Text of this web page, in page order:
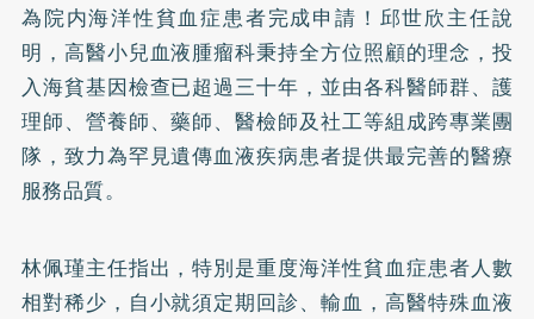
為院内海洋性貧血症患者完成申請！邱世欣主任說
明，高醫小兒血液腫瘤科秉持全方位照顧的理念，投
入海貧基因檢查已超過三十年，並由各科醫師群、護
理師、營養師、藥師、醫檢師及社工等組成跨專業團
隊，致力為罕見遺傳血液疾病患者提供最完善的醫療
服務品質。
林佩瑾主任指出，特別是重度海洋性貧血症患者人數
相對稀少，自小就須定期回診、輸血，高醫特殊血液